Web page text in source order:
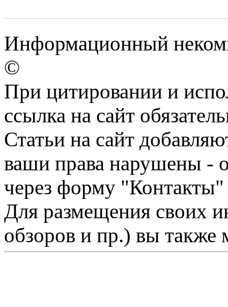
Информационный
©
При цитировании и
ссылка на сайт
Статьи на сайт
ваши права нарушены -
через форму "Контакты"
Для размещения своих
обзоров и пр.) вы также